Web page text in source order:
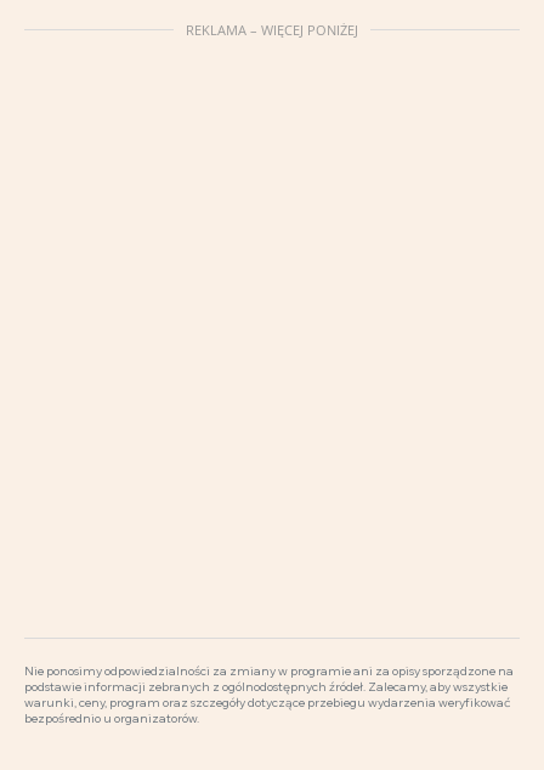
REKLAMA – WIĘCEJ PONIŻEJ
Nie ponosimy odpowiedzialności za zmiany w programie ani za opisy sporządzone na
podstawie informacji zebranych z ogólnodostępnych źródeł. Zalecamy, aby wszystkie
warunki, ceny, program oraz szczegóły dotyczące przebiegu wydarzenia weryfikować
bezpośrednio u organizatorów.